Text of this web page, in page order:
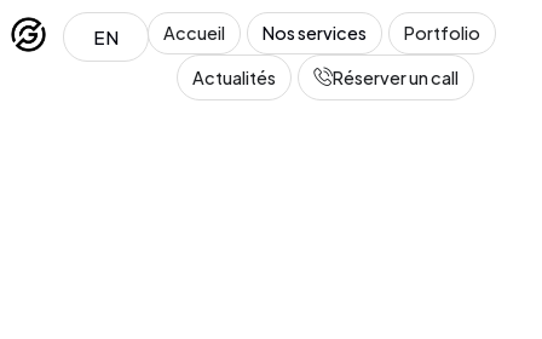
EN Accueil Nos services Portfolio
Actualités Réserver un call